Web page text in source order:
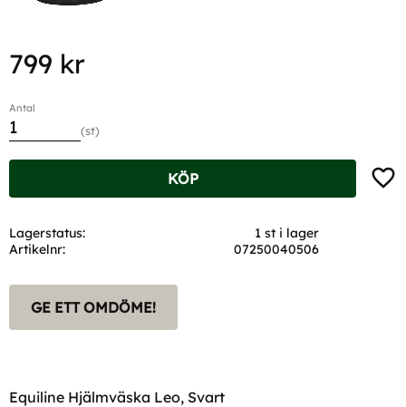
799 kr
Antal
st
KÖP
Lagerstatus
1 st i lager
Artikelnr
07250040506
GE ETT OMDÖME!
Equiline Hjälmväska Leo, Svart